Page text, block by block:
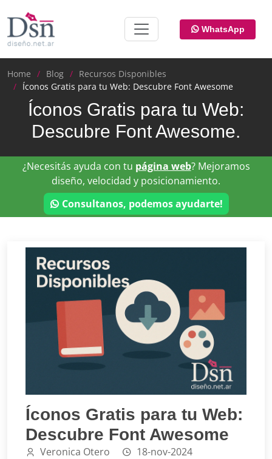
WhatsApp
Home Blog
Recursos Disponibles
Íconos Gratis para tu Web: Descubre Font Awesome
Íconos Gratis para tu Web:
Descubre Font Awesome.
¿Necesitás ayuda con tu página web? Mejoramos
diseño, velocidad y posicionamiento.
Consultanos, podemos ayudarte!
Íconos Gratis para tu Web:
Descubre Font Awesome
Veronica Otero 18-nov-2024